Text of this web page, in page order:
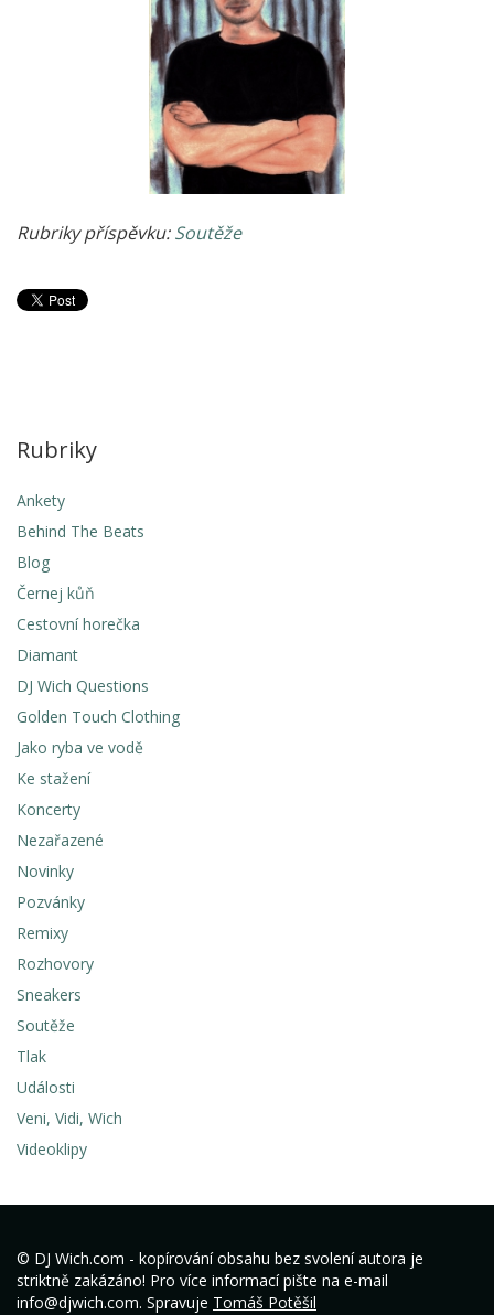
Rubriky příspěvku:Soutěže
Rubriky
Ankety
Behind The Beats
Blog
Černej kůň
Cestovní horečka
Diamant
DJ Wich Questions
Golden Touch Clothing
Jako ryba ve vodě
Ke stažení
Koncerty
Nezařazené
Novinky
Pozvánky
Remixy
Rozhovory
Sneakers
Soutěže
Tlak
Události
Veni, Vidi, Wich
Videoklipy
© DJ Wich.com - kopírování obsahu bez svolení autora je
striktně zakázáno! Pro více informací pište na e-mail
info@djwich.com. Spravuje Tomáš Potěšil